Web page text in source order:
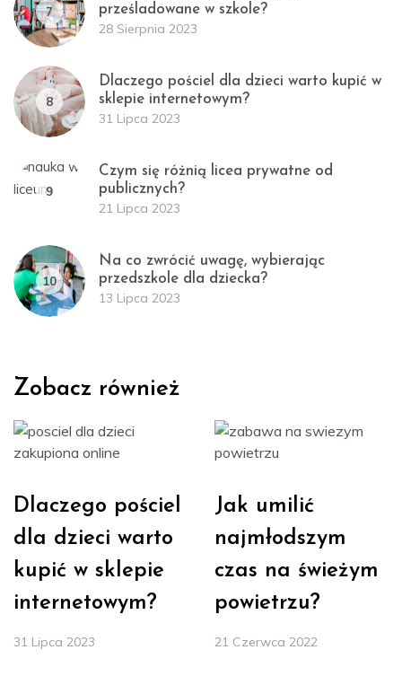
7
prześladowane w szkole?
28 Sierpnia 2023
8
Dlaczego pościel dla dzieci warto kupić w
sklepie internetowym?
31 Lipca 2023
9
Czym się różnią licea prywatne od
publicznych?
21 Lipca 2023
10
Na co zwrócić uwagę, wybierając
przedszkole dla dziecka?
13 Lipca 2023
Zobacz również
Dlaczego pościel
dla dzieci warto
kupić w sklepie
internetowym?
31 Lipca 2023
Jak umilić
najmłodszym
czas na świeżym
powietrzu?
21 Czerwca 2022